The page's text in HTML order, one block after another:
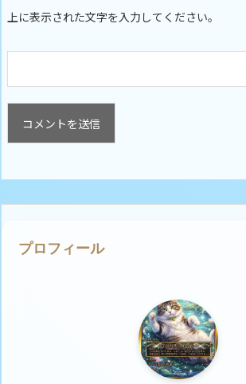
上に表示された文字を入力してください。
プロフィール